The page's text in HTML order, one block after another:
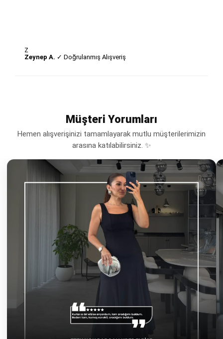
Z
Zeynep A. ✓ Doğrulanmış Alışveriş
Müşteri Yorumları
Hemen alışverişinizi tamamlayarak mutlu müşterilerimizin
arasına katılabilirsiniz. ✨